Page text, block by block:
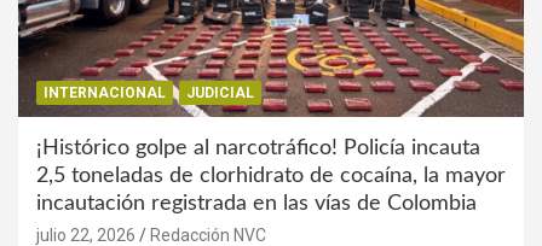
INTERNACIONAL JUDICIAL
¡Histórico golpe al narcotráfico! Policía incauta
2,5 toneladas de clorhidrato de cocaína, la mayor
incautación registrada en las vías de Colombia
julio 22, 2026 Redacción NVC